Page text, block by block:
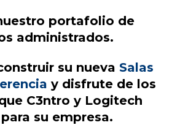
portafolio de
administrados.
su nueva Salas
y disfrute de los
C3ntro y Logitech
su empresa.